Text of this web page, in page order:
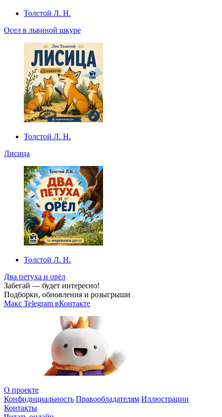
Толстой Л. Н.
Осел в львиной шкуре
Толстой Л. Н.
Лисица
Толстой Л. Н.
Два петуха и орёл
Забегай — будет интересно!
Подборки, обновления и розыгрыши
Макс Telegram вКонтакте
О проекте
Конфидициальность Правообладателям Иллюстрации
Контакты